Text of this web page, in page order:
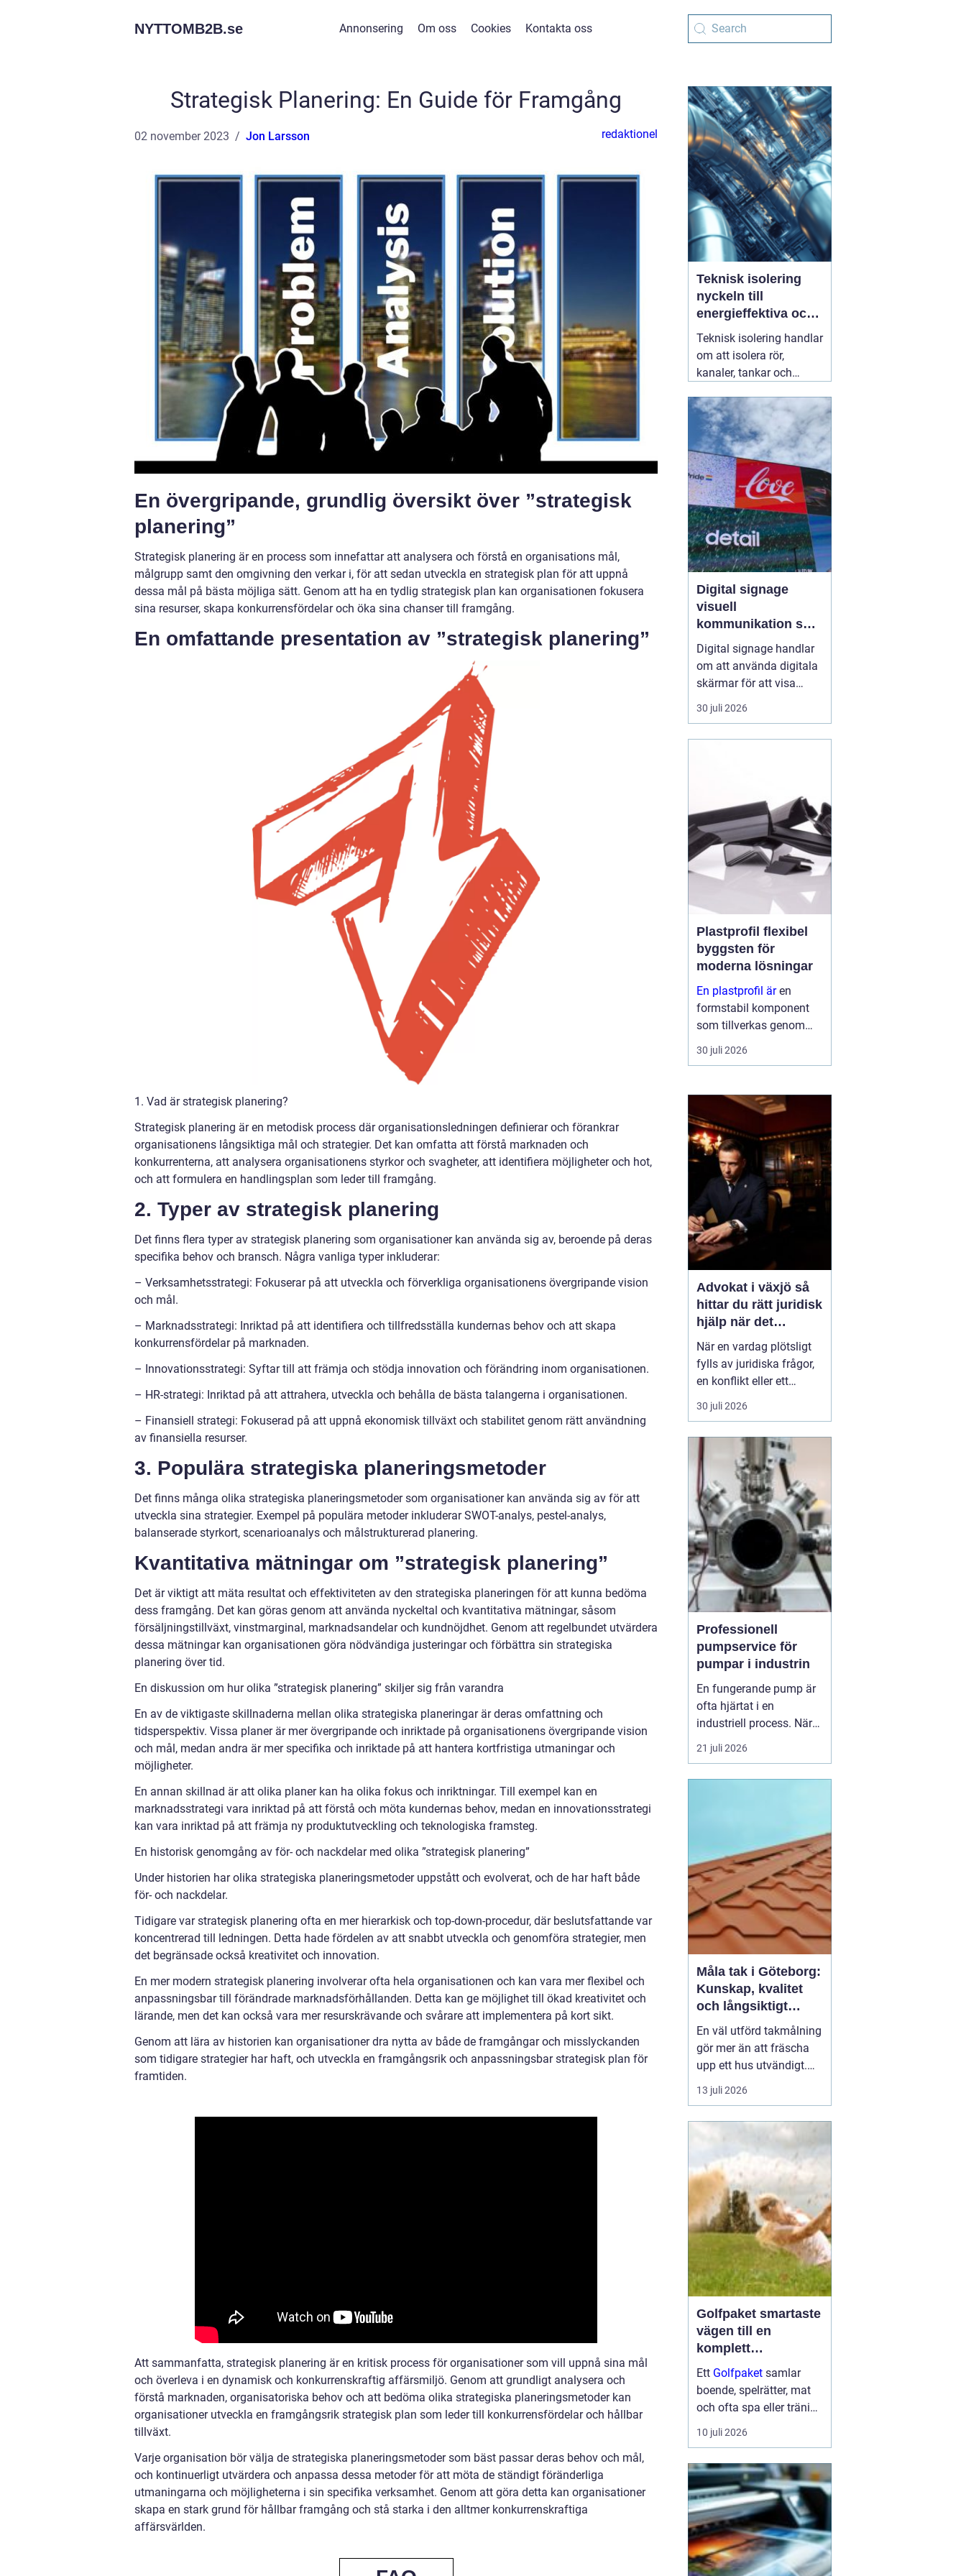
NYTTOMB2B.se Annonsering Om oss Cookies Kontakta oss
Strategisk Planering: En Guide för Framgång
02 november 2023 Jon Larsson redaktionel
En övergripande, grundlig översikt över ”strategisk
planering”
Strategisk planering är en process som innefattar att analysera och förstå en organisations mål,
målgrupp samt den omgivning den verkar i, för att sedan utveckla en strategisk plan för att uppnå
dessa mål på bästa möjliga sätt. Genom att ha en tydlig strategisk plan kan organisationen fokusera
sina resurser, skapa konkurrensfördelar och öka sina chanser till framgång.
En omfattande presentation av ”strategisk planering”
1. Vad är strategisk planering?
Strategisk planering är en metodisk process där organisationsledningen definierar och förankrar
organisationens långsiktiga mål och strategier. Det kan omfatta att förstå marknaden och
konkurrenterna, att analysera organisationens styrkor och svagheter, att identifiera möjligheter och hot,
och att formulera en handlingsplan som leder till framgång.
2. Typer av strategisk planering
Det finns flera typer av strategisk planering som organisationer kan använda sig av, beroende på deras
specifika behov och bransch. Några vanliga typer inkluderar:
– Verksamhetsstrategi: Fokuserar på att utveckla och förverkliga organisationens övergripande vision
och mål.
– Marknadsstrategi: Inriktad på att identifiera och tillfredsställa kundernas behov och att skapa
konkurrensfördelar på marknaden.
– Innovationsstrategi: Syftar till att främja och stödja innovation och förändring inom organisationen.
– HR-strategi: Inriktad på att attrahera, utveckla och behålla de bästa talangerna i organisationen.
– Finansiell strategi: Fokuserad på att uppnå ekonomisk tillväxt och stabilitet genom rätt användning
av finansiella resurser.
3. Populära strategiska planeringsmetoder
Det finns många olika strategiska planeringsmetoder som organisationer kan använda sig av för att
utveckla sina strategier. Exempel på populära metoder inkluderar SWOT-analys, pestel-analys,
balanserade styrkort, scenarioanalys och målstrukturerad planering.
Kvantitativa mätningar om ”strategisk planering”
Det är viktigt att mäta resultat och effektiviteten av den strategiska planeringen för att kunna bedöma
dess framgång. Det kan göras genom att använda nyckeltal och kvantitativa mätningar, såsom
försäljningstillväxt, vinstmarginal, marknadsandelar och kundnöjdhet. Genom att regelbundet utvärdera
dessa mätningar kan organisationen göra nödvändiga justeringar och förbättra sin strategiska
planering över tid.
En diskussion om hur olika ”strategisk planering” skiljer sig från varandra
En av de viktigaste skillnaderna mellan olika strategiska planeringar är deras omfattning och
tidsperspektiv. Vissa planer är mer övergripande och inriktade på organisationens övergripande vision
och mål, medan andra är mer specifika och inriktade på att hantera kortfristiga utmaningar och
möjligheter.
En annan skillnad är att olika planer kan ha olika fokus och inriktningar. Till exempel kan en
marknadsstrategi vara inriktad på att förstå och möta kundernas behov, medan en innovationsstrategi
kan vara inriktad på att främja ny produktutveckling och teknologiska framsteg.
En historisk genomgång av för- och nackdelar med olika ”strategisk planering”
Under historien har olika strategiska planeringsmetoder uppstått och evolverat, och de har haft både
för- och nackdelar.
Tidigare var strategisk planering ofta en mer hierarkisk och top-down-procedur, där beslutsfattande var
koncentrerad till ledningen. Detta hade fördelen av att snabbt utveckla och genomföra strategier, men
det begränsade också kreativitet och innovation.
En mer modern strategisk planering involverar ofta hela organisationen och kan vara mer flexibel och
anpassningsbar till förändrade marknadsförhållanden. Detta kan ge möjlighet till ökad kreativitet och
lärande, men det kan också vara mer resurskrävande och svårare att implementera på kort sikt.
Genom att lära av historien kan organisationer dra nytta av både de framgångar och misslyckanden
som tidigare strategier har haft, och utveckla en framgångsrik och anpassningsbar strategisk plan för
framtiden.
Att sammanfatta, strategisk planering är en kritisk process för organisationer som vill uppnå sina mål
och överleva i en dynamisk och konkurrenskraftig affärsmiljö. Genom att grundligt analysera och
förstå marknaden, organisatoriska behov och att bedöma olika strategiska planeringsmetoder kan
organisationer utveckla en framgångsrik strategisk plan som leder till konkurrensfördelar och hållbar
tillväxt.
Varje organisation bör välja de strategiska planeringsmetoder som bäst passar deras behov och mål,
och kontinuerligt utvärdera och anpassa dessa metoder för att möta de ständigt föränderliga
utmaningarna och möjligheterna i sin specifika verksamhet. Genom att göra detta kan organisationer
skapa en stark grund för hållbar framgång och stå starka i den alltmer konkurrenskraftiga
affärsvärlden.
Teknisk isolering
nyckeln till
energieffektiva och
säkra installationer
Teknisk isolering handlar
om att isolera rör,
kanaler, tankar och
byggnader och
industrier. Syftet är att
spara energi, skapa
jämnare inomhusklimat
och öka säkerheten. När
företag arbetar
strukturerat07 augusti
2026
Digital signage
visuell
kommunikation som
fångar blicken
Digital signage handlar
om att använda digitala
skärmar för att visa
rörlig bild, text och grafik
på ett sätt som
offentliga platser
ersätter digitala skärmar
allt oftare...
30 juli 2026
Plastprofil flexibel
byggsten för
moderna lösningar
En plastprofil ären
formstabil komponent
som tillverkas genom
extrudering av plast, ofta
i långa längder och med
geometri. Profilerna
används som tätningar,
lister, s...
30 juli 2026
Advokat i växjö så
hittar du rätt juridisk
hjälp när det
verkligen gäller
När en vardag plötsligt
fylls av juridiska frågor,
en konflikt eller ett
myndighetsbeslut som
känns övermäktigt,
som både kan lagen och
förstår människan
bakom problemet. Att
anlitaen advokat ...
30 juli 2026
Professionell
pumpservice för
pumpar i industrin
En fungerande pump är
ofta hjärtat i en
industriell process. När
pumpen stannar, stannar
produktionen. Därför
21 juli 2026
Måla tak i Göteborg:
Kunskap, kvalitet
och långsiktigt
skydd vid
takmålning i
Göteborg
En väl utförd takmålning
gör mer än att fräscha
upp ett hus utvändigt.
Den förlänger takets
livslängd, skyddar mot
spara stora pengar på
sikt. I en kuststad som
Göteb...
13 juli 2026
Golfpaket smartaste
vägen till en
komplett
golfupplevelse
Ett Golfpaket samlar
boende, spelrätter, mat
och ofta spa eller träning
i en och samma
bokning. För dig som vill
banan och minimera
krånglet med logistik är
ett genomtänkt p...
10 juli 2026